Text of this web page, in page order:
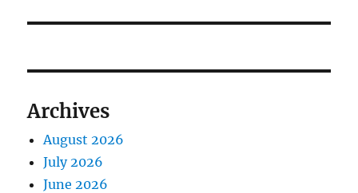
g
i
n
p
s
:Archives
August 2026
July 2026
June 2026